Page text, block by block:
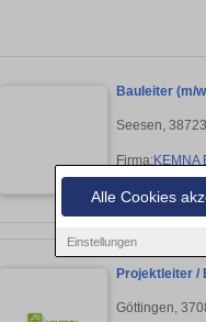
Alle Cookies
Einstellungen
Bauleiter (m/
Seesen, 38723
Firma:KEMNA
Projektleiter /
Göttingen,